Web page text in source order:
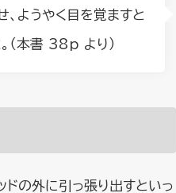
、ようやく目を覚ますと
（本書 38p より）
ドの外に引っ張り出すといっ